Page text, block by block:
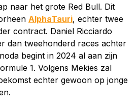
naar het grote Red Bull. Dit
AlphaTauri, echter twee
contract. Daniel Ricciardo
dan tweehonderd races achter
begint in 2024 al aan zijn
1. Volgens Mekies zal
echter gewoon op jonge